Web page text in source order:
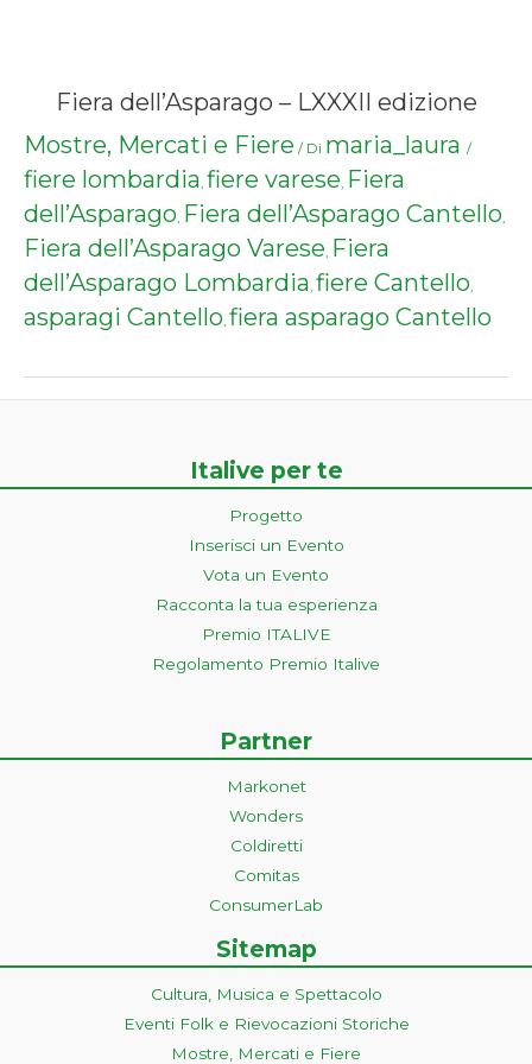
Fiera dell’Asparago – LXXXII edizione
Mostre, Mercati e Fiere / Di maria_laura /
fiere lombardia, fiere varese, Fiera
dell’Asparago, Fiera dell’Asparago Cantello,
Fiera dell’Asparago Varese, Fiera
dell’Asparago Lombardia, fiere Cantello,
asparagi Cantello, fiera asparago Cantello
Italive per te
Progetto
Inserisci un Evento
Vota un Evento
Racconta la tua esperienza
Premio ITALIVE
Regolamento Premio Italive
Partner
Markonet
Wonders
Coldiretti
Comitas
ConsumerLab
Sitemap
Cultura, Musica e Spettacolo
Eventi Folk e Rievocazioni Storiche
Mostre, Mercati e Fiere